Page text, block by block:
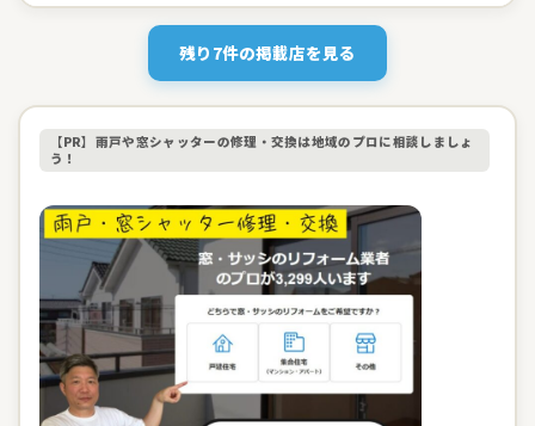
残り7件の掲載店を見る
【PR】雨戸や窓シャッターの修理・交換は地域のプロに相談しましょ
う！